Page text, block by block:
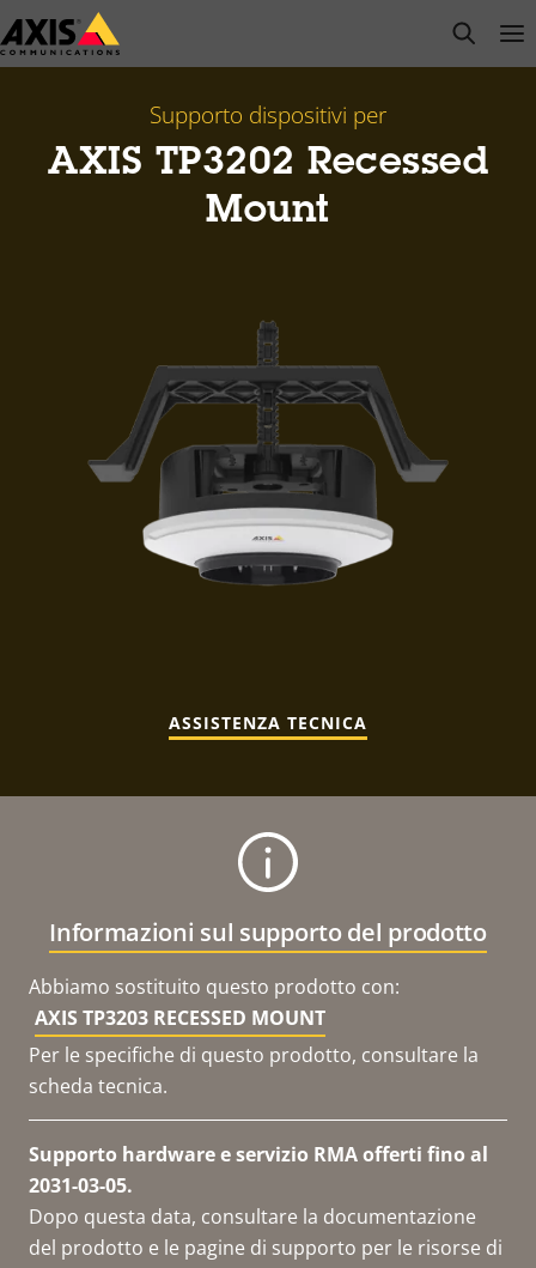
Salta
al
open
Supporto dispositivi per
AXIS TP3202 Recessed
Mount
ASSISTENZA TECNICA
Informazioni sul supporto del prodotto
Abbiamo sostituito questo prodotto con:
AXIS TP3203 RECESSED MOUNT
Per le specifiche di questo prodotto, consultare la
scheda tecnica.
Supporto hardware e servizio RMA offerti fino al
2031-03-05.
Dopo questa data, consultare la documentazione
del prodotto e le pagine di supporto per le risorse di